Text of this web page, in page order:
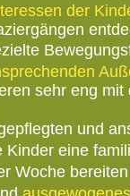
der
sehr eng
und
Kinder eine
Woche